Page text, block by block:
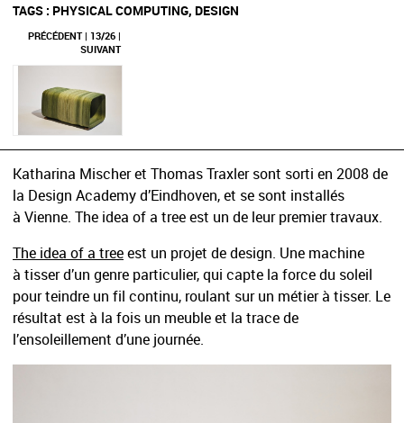
TAGS : PHYSICAL COMPUTING, DESIGN
PRÉCÉDENT| 13/26 |
SUIVANT
Katharina Mischer et Thomas Traxler sont sorti en 2008 de
la Design Academy d’Eindhoven, et se sont installés
à Vienne. The idea of a tree est un de leur premier travaux.
The idea of a treeest un projet de design. Une machine
à tisser d’un genre particulier, qui capte la force du soleil
pour teindre un fil continu, roulant sur un métier à tisser. Le
résultat est à la fois un meuble et la trace de
l’ensoleillement d’une journée.